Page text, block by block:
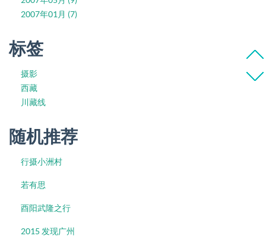
2007年01月 (7)
标签
摄影
西藏
川藏线
随机推荐
行摄小洲村
若有思
酉阳武隆之行
2015 发现广州